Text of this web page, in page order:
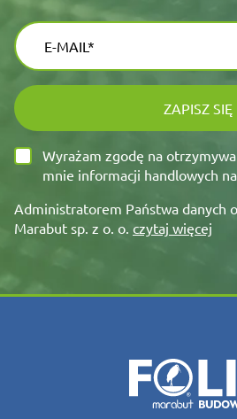
ZAPISZ SIĘ
Wyrażam zgodę na
mnie informacji handlowych
Administratorem Państwa danych
Marabut sp. z o. o. czytaj więcej